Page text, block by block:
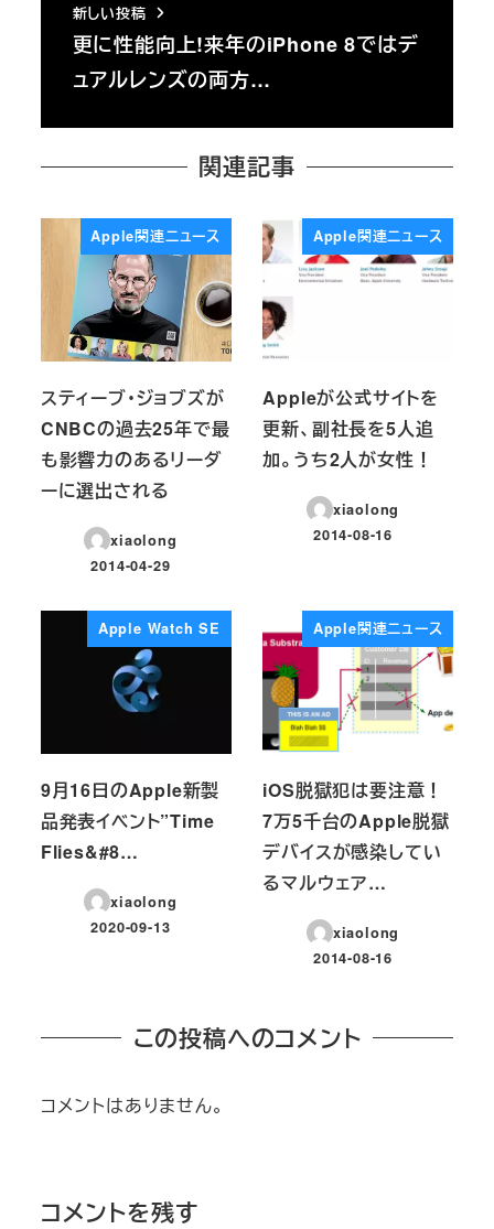
新しい投稿
更に性能向上!来年のiPhone 8ではデ
ュアルレンズの両方…
関連記事
Apple関連ニュース
スティーブ・ジョブズが
CNBCの過去25年で最
も影響力のあるリーダ
ーに選出される
xiaolong
投稿日
2014-04-29
Apple関連ニュース
Appleが公式サイトを
更新、副社長を5人追
加。うち2人が女性！
xiaolong
投稿日
2014-08-16
Apple Watch SE
9月16日のApple新製
品発表イベント”Time
Flies&#8…
xiaolong
投稿日
2020-09-13
Apple関連ニュース
iOS脱獄犯は要注意！
7万5千台のApple脱獄
デバイスが感染してい
るマルウェア…
xiaolong
投稿日
2014-08-16
この投稿へのコメント
コメントはありません。
コメントを残す